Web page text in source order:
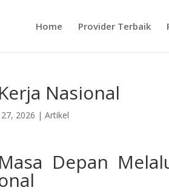
Home Provider Terbaik
Nasional
2026 | Artikel
Depan